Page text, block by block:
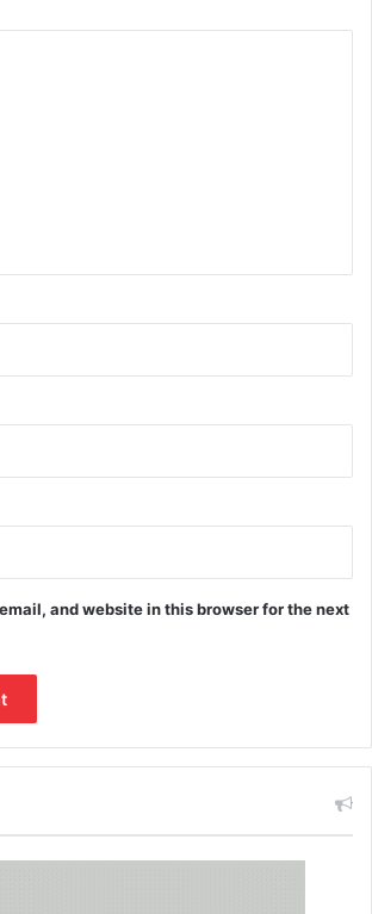
and website in this browser for the next